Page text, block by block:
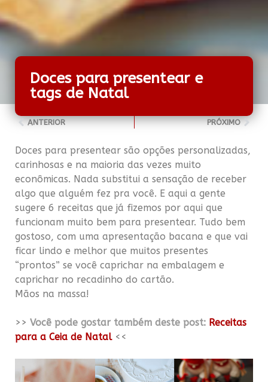
Doces para presentear e
tags de Natal
ANTERIOR PRÓXIMO
Doces para presentear são opções personalizadas,
carinhosas e na maioria das vezes muito
econômicas. Nada substitui a sensação de receber
algo que alguém fez pra você. E aqui a gente
sugere 6 receitas que já fizemos por aqui que
funcionam muito bem para presentear. Tudo bem
gostoso, com uma apresentação bacana e que vai
ficar lindo e melhor que muitos presentes
“prontos” se você caprichar na embalagem e
caprichar no recadinho do cartão.
Mãos na massa!
>> Você pode gostar também deste post: Receitas
para a Ceia de Natal <<